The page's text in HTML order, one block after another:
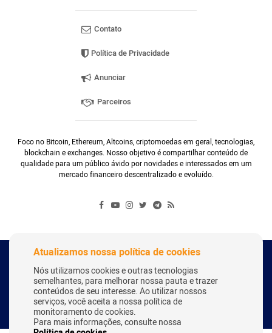
Contato
Política de Privacidade
Anunciar
Parceiros
Foco no Bitcoin, Ethereum, Altcoins, criptomoedas em geral, tecnologias,
blockchain e exchanges. Nosso objetivo é compartilhar conteúdo de
qualidade para um público ávido por novidades e interessados em um
mercado financeiro descentralizado e evoluído.
Copyright Webitcoin 2018 - Todos os Direitos Reservados
Desenvolvido por: Herick Correa
Atualizamos nossa política de cookies
Nós utilizamos cookies e outras tecnologias
semelhantes, para melhorar nossa pauta e trazer
conteúdos de seu interesse. Ao utilizar nossos
serviços, você aceita a nossa política de
monitoramento de cookies.
Para mais informações, consulte nossa